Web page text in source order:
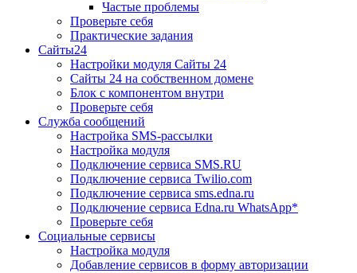
Частые проблемы
Проверьте себя
Практические задания
Сайты24
Настройки модуля Сайты 24
Сайты 24 на собственном домене
Блок с компонентом внутри
Проверьте себя
Служба сообщений
Настройка SMS-рассылки
Настройка модуля
Подключение сервиса SMS.RU
Подключение сервиса Twilio.com
Подключение сервиса sms.edna.ru
Подключение сервиса Edna.ru WhatsApp*
Проверьте себя
Социальные сервисы
Настройка модуля
Добавление сервисов в форму авторизации